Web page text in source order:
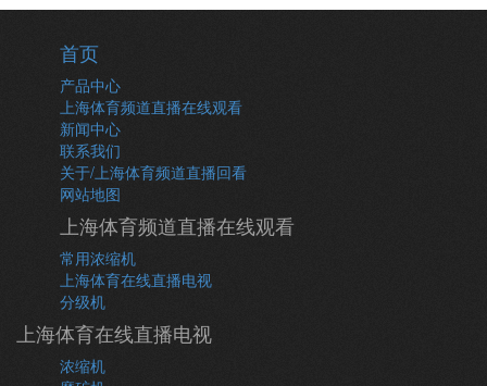
首页
产品中心
上海体育频道直播在线观看
新闻中心
联系我们
关于/上海体育频道直播回看
网站地图
上海体育频道直播在线观看
常用浓缩机
上海体育在线直播电视
分级机
上海体育在线直播电视
浓缩机